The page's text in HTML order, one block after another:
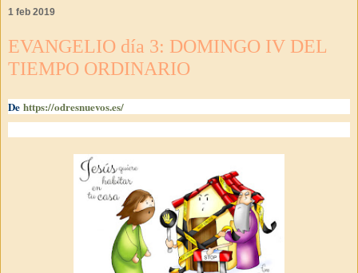
1 feb 2019
EVANGELIO día 3: DOMINGO IV DEL
TIEMPO ORDINARIO
De https://odresnuevos.es/